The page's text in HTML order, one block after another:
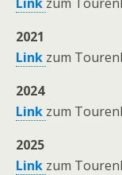
2021
Link zum
2024
Link zum
2025
Link zum